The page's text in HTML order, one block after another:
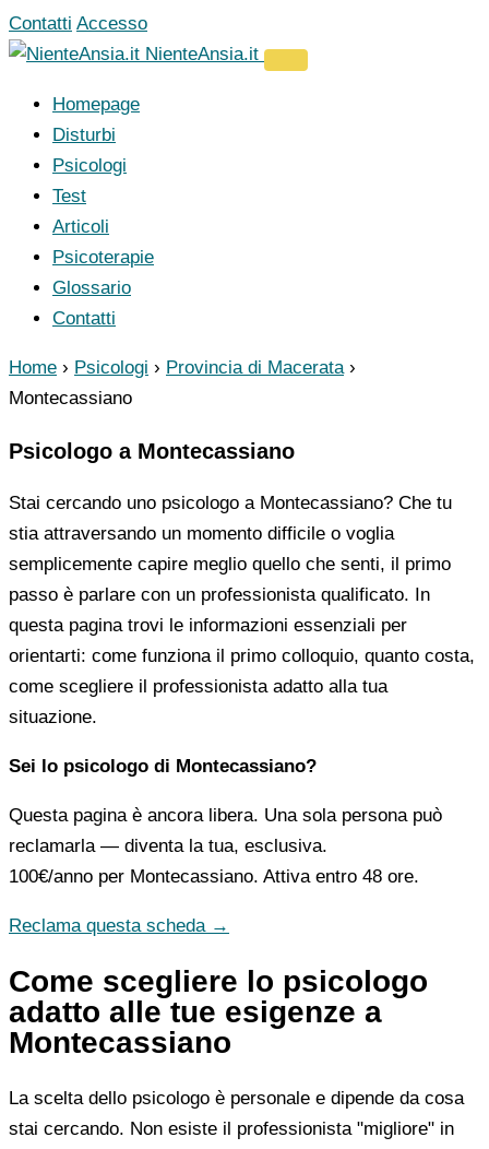
Vai
al
Contatti Accesso
NienteAnsia.it
Homepage
Disturbi
Psicologi
Test
Articoli
Psicoterapie
Glossario
Contatti
Home › Psicologi › Provincia di Macerata ›
Montecassiano
Psicologo a Montecassiano
Stai cercando uno psicologo a Montecassiano? Che tu
stia attraversando un momento difficile o voglia
semplicemente capire meglio quello che senti, il primo
passo è parlare con un professionista qualificato. In
questa pagina trovi le informazioni essenziali per
orientarti: come funziona il primo colloquio, quanto costa,
come scegliere il professionista adatto alla tua
situazione.
Sei lo psicologo di Montecassiano?
Questa pagina è ancora libera. Una sola persona può
reclamarla — diventa la tua, esclusiva.
100€/anno per Montecassiano. Attiva entro 48 ore.
Reclama questa scheda →
Come scegliere lo psicologo
adatto alle tue esigenze a
Montecassiano
La scelta dello psicologo è personale e dipende da cosa
stai cercando. Non esiste il professionista "migliore" in